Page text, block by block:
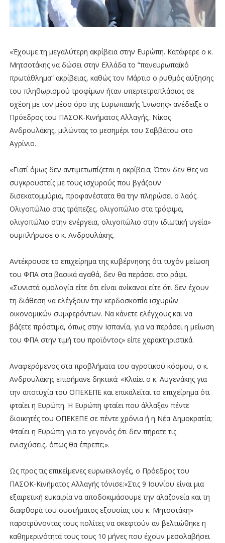
«Έχουμε τη μεγαλύτερη ακρίβεια στην Ευρώπη. Κατάφερε ο κ.
Μητσοτάκης να δώσει στην Ελλάδα το “πανευρωπαϊκό
πρωτάθλημα” ακρίβειας, καθώς τον Μάρτιο ο ρυθμός αύξησης
του πληθωρισμού τροφίμων ήταν υπερτετραπλάσιος σε
σχέση με τον μέσο όρο της Ευρωπαϊκής Ένωσης» ανέδειξε ο
Πρόεδρος του ΠΑΣΟΚ-Κινήματος Αλλαγής, Νίκος
Ανδρουλάκης, μιλώντας το μεσημέρι του Σαββάτου στο
Αγρίνιο.
«Γιατί όμως δεν αντιμετωπίζεται η ακρίβεια; Όταν δεν θες να
συγκρουστείς με τους ισχυρούς που βγάζουν
δισεκατομμύρια, προφανέστατα θα την πληρώσει ο λαός.
Ολιγοπώλιο στις τράπεζες, ολιγοπώλιο στα τρόφιμα,
ολιγοπώλιο στην ενέργεια, ολιγοπώλιο στην ιδιωτική υγεία»
συμπλήρωσε ο κ. Ανδρουλάκης.
Αντέκρουσε το επιχείρημα της κυβέρνησης ότι τυχόν μείωση
του ΦΠΑ στα βασικά αγαθά, δεν θα περάσει στο ράφι.
«Συνιστά ομολογία είτε ότι είναι ανίκανοι είτε ότι δεν έχουν
τη διάθεση να ελέγξουν την κερδοσκοπία ισχυρών
οικονομικών συμφερόντων. Να κάνετε ελέγχους και να
βάζετε πρόστιμα, όπως στην Ισπανία, για να περάσει η μείωση
του ΦΠΑ στην τιμή του προϊόντος» είπε χαρακτηριστικά.
Αναφερόμενος στα προβλήματα του αγροτικού κόσμου, ο κ.
Ανδρουλάκης επισήμανε δηκτικά: «Κλαίει ο κ. Αυγενάκης για
την αποτυχία του ΟΠΕΚΕΠΕ και επικαλείται το επιχείρημα ότι
φταίει η Ευρώπη. Η Ευρώπη φταίει που άλλαξαν πέντε
διοικητές του ΟΠΕΚΕΠΕ σε πέντε χρόνια ή η Νέα Δημοκρατία;
Φταίει η Ευρώπη για το γεγονός ότι δεν πήρατε τις
ενισχύσεις, όπως θα έπρεπε;».
Ως προς τις επικείμενες ευρωεκλογές, ο Πρόεδρος του
ΠΑΣΟΚ-Κινήματος Αλλαγής τόνισε:«Στις 9 Ιουνίου είναι μια
εξαιρετική ευκαιρία να αποδοκιμάσουμε την αλαζονεία και τη
διαφθορά του συστήματος εξουσίας του κ. Μητσοτάκη»
παροτρύνοντας τους πολίτες να σκεφτούν αν βελτιώθηκε η
καθημερινότητά τους τους 10 μήνες που έχουν μεσολαβήσει